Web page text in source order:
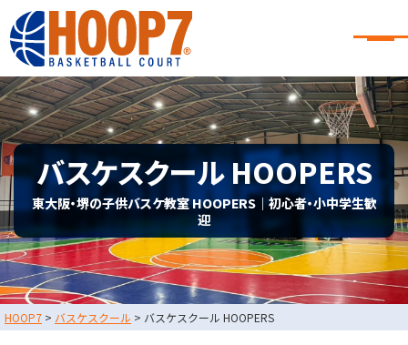
大阪・東大阪・堺のバスケコートレンタル｜HOOP7
大阪・東大阪・堺のバスケコート
レンタル｜HOOP7
HOME
初めての方へ
東大阪店
堺店
大会・イベント情報
HOOPERSスクール
バスケ×BBQ
お知らせ
スタッフブログ
お問い合わせ
利用規約
運営会社情報
採用情報
バスケスクール HOOPERS
東大阪・堺の子供バスケ教室 HOOPERS｜初心者・小中学生歓
迎
HOOP7 > バスケスクール > バスケスクール HOOPERS